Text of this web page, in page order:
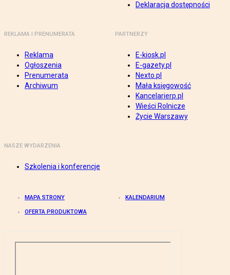
Deklaracja dostępności
REKLAMA I PRENUMERATA
Reklama
Ogłoszenia
Prenumerata
Archiwum
PARTNERZY
E-kiosk.pl
E-gazety.pl
Nexto.pl
Mała księgowość
Kancelarierp.pl
Wieści Rolnicze
Życie Warszawy
NASZE WYDARZENIA
Szkolenia i konferencje
MAPA STRONY KALENDARIUM
OFERTA PRODUKTOWA